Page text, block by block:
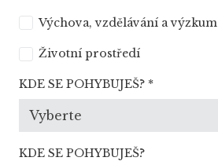
Výchova, vzdělávání a výzkum
Životní prostředí
KDE SE POHYBUJEŠ? *
Vyberte
KDE SE POHYBUJEŠ?